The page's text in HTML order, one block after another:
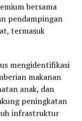
bersama
pendampingan
termasuk
mengidentifikasi
makanan
anak, dan
peningkatan
infrastruktur